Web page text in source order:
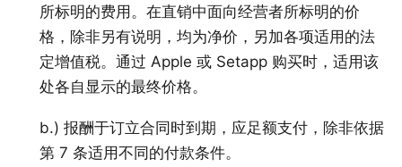
所标明的费用。在直销中面向经营者所标明的价
格，除非另有说明，均为净价，另加各项适用的法
定增值税。通过 Apple 或 Setapp 购买时，适用该
处各自显示的最终价格。
b.) 报酬于订立合同时到期，应足额支付，除非依据
第 7 条适用不同的付款条件。